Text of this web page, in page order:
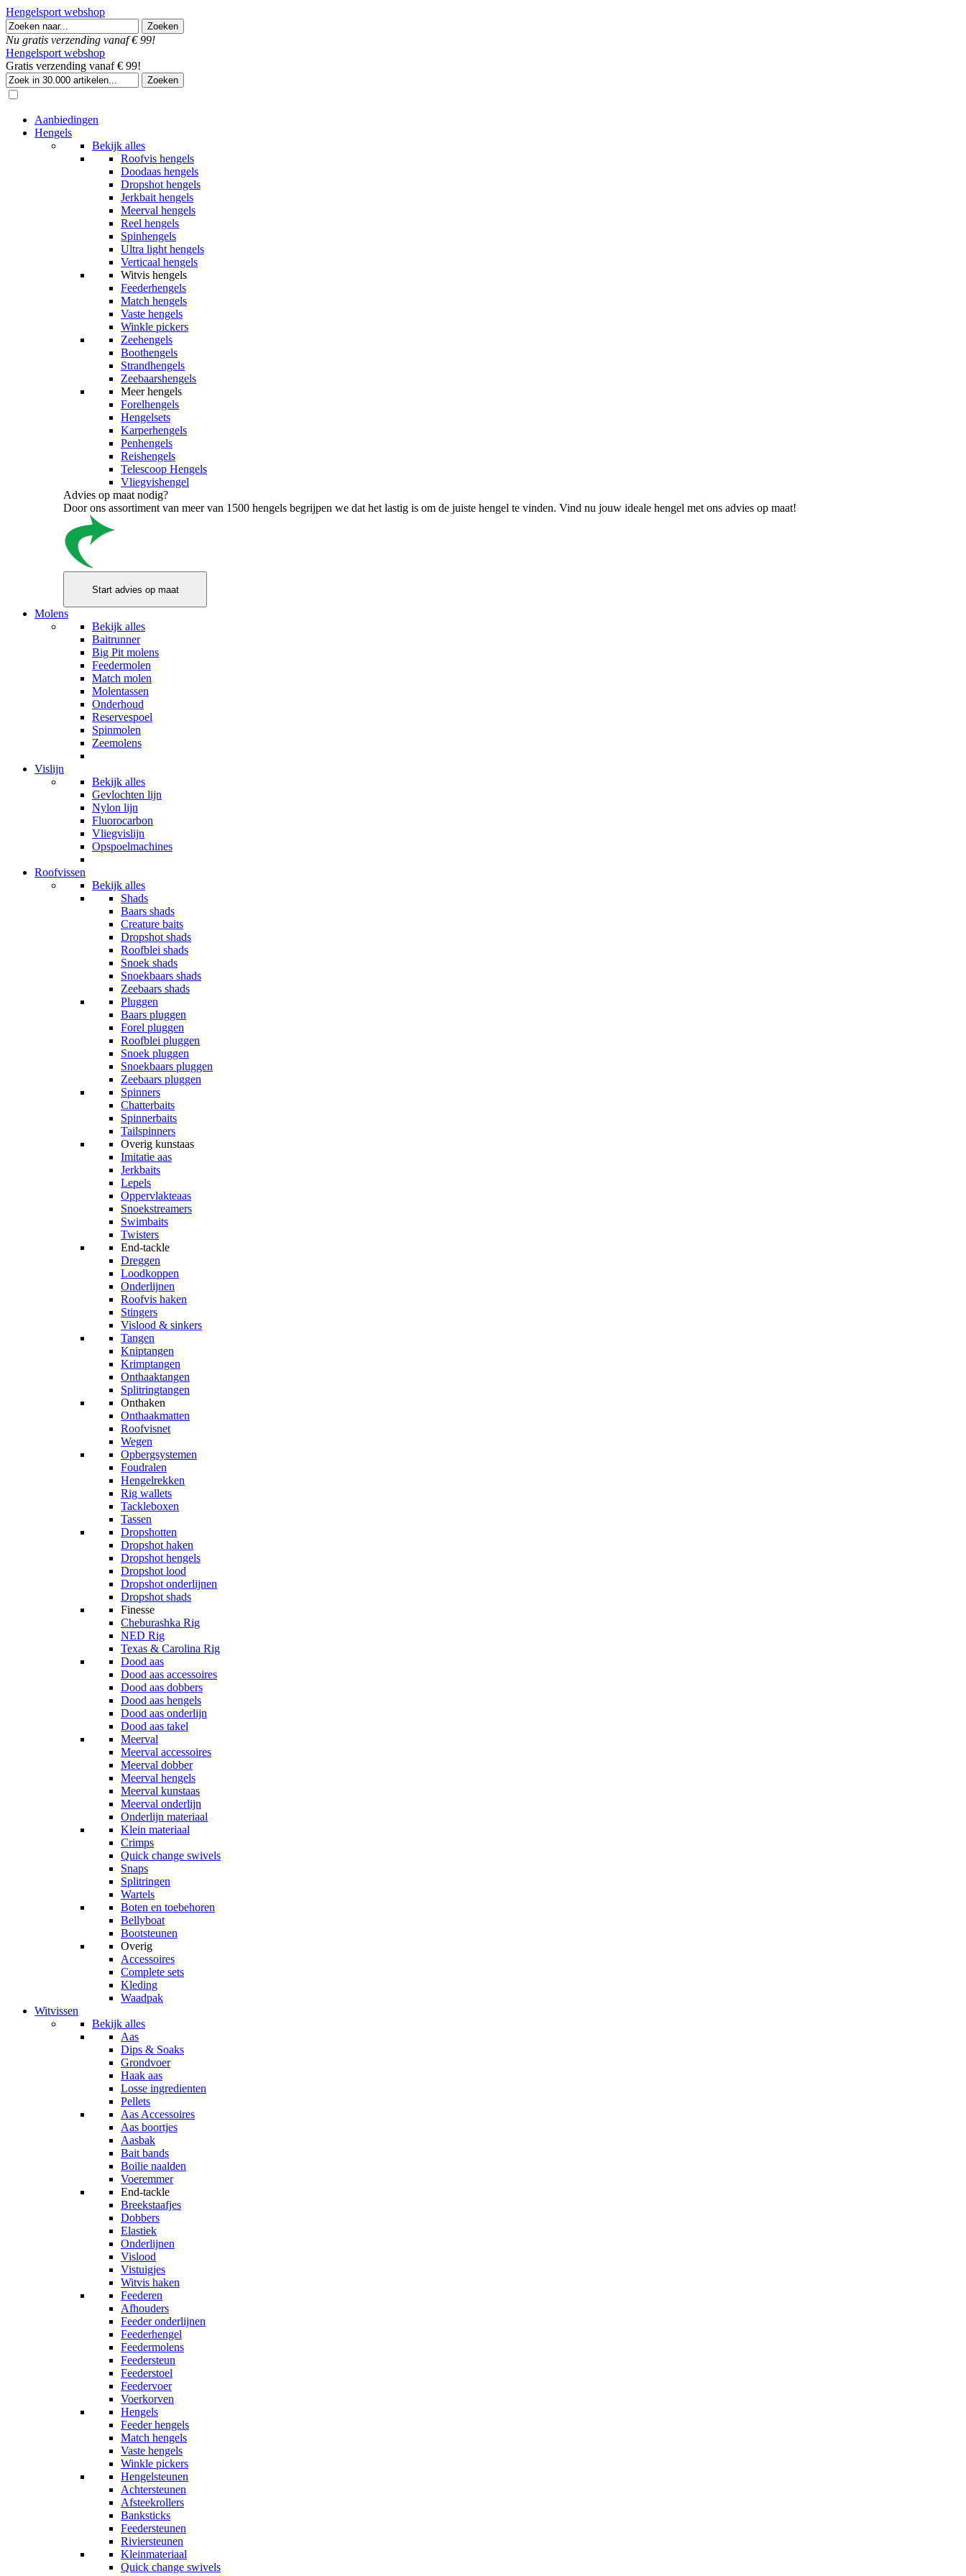
Hengelsport webshop
Nu gratis verzending vanaf € 99!
Hengelsport webshop
Gratis verzending vanaf € 99!
Aanbiedingen
Hengels
Bekijk alles
Roofvis hengels
Doodaas hengels
Dropshot hengels
Jerkbait hengels
Meerval hengels
Reel hengels
Spinhengels
Ultra light hengels
Verticaal hengels
Witvis hengels
Feederhengels
Match hengels
Vaste hengels
Winkle pickers
Zeehengels
Boothengels
Strandhengels
Zeebaarshengels
Meer hengels
Forelhengels
Hengelsets
Karperhengels
Penhengels
Reishengels
Telescoop Hengels
Vliegvishengel
Advies op maat nodig?
Door ons assortiment van meer van 1500 hengels begrijpen we dat het lastig is om de juiste hengel te vinden. Vind nu jouw ideale hengel met ons advies op maat!
Molens
Bekijk alles
Baitrunner
Big Pit molens
Feedermolen
Match molen
Molentassen
Onderhoud
Reservespoel
Spinmolen
Zeemolens
Vislijn
Bekijk alles
Gevlochten lijn
Nylon lijn
Fluorocarbon
Vliegvislijn
Opspoelmachines
Roofvissen
Bekijk alles
Shads
Baars shads
Creature baits
Dropshot shads
Roofblei shads
Snoek shads
Snoekbaars shads
Zeebaars shads
Pluggen
Baars pluggen
Forel pluggen
Roofblei pluggen
Snoek pluggen
Snoekbaars pluggen
Zeebaars pluggen
Spinners
Chatterbaits
Spinnerbaits
Tailspinners
Overig kunstaas
Imitatie aas
Jerkbaits
Lepels
Oppervlakteaas
Snoekstreamers
Swimbaits
Twisters
End-tackle
Dreggen
Loodkoppen
Onderlijnen
Roofvis haken
Stingers
Vislood & sinkers
Tangen
Kniptangen
Krimptangen
Onthaaktangen
Splitringtangen
Onthaken
Onthaakmatten
Roofvisnet
Wegen
Opbergsystemen
Foudralen
Hengelrekken
Rig wallets
Tackleboxen
Tassen
Dropshotten
Dropshot haken
Dropshot hengels
Dropshot lood
Dropshot onderlijnen
Dropshot shads
Finesse
Cheburashka Rig
NED Rig
Texas & Carolina Rig
Dood aas
Dood aas accessoires
Dood aas dobbers
Dood aas hengels
Dood aas onderlijn
Dood aas takel
Meerval
Meerval accessoires
Meerval dobber
Meerval hengels
Meerval kunstaas
Meerval onderlijn
Onderlijn materiaal
Klein materiaal
Crimps
Quick change swivels
Snaps
Splitringen
Wartels
Boten en toebehoren
Bellyboat
Bootsteunen
Overig
Accessoires
Complete sets
Kleding
Waadpak
Witvissen
Bekijk alles
Aas
Dips & Soaks
Grondvoer
Haak aas
Losse ingredienten
Pellets
Aas Accessoires
Aas boortjes
Aasbak
Bait bands
Boilie naalden
Voeremmer
End-tackle
Breekstaafjes
Dobbers
Elastiek
Onderlijnen
Vislood
Vistuigjes
Witvis haken
Feederen
Afhouders
Feeder onderlijnen
Feederhengel
Feedermolens
Feedersteun
Feederstoel
Feedervoer
Voerkorven
Hengels
Feeder hengels
Match hengels
Vaste hengels
Winkle pickers
Hengelsteunen
Achtersteunen
Afsteekrollers
Banksticks
Feedersteunen
Riviersteunen
Kleinmateriaal
Quick change swivels